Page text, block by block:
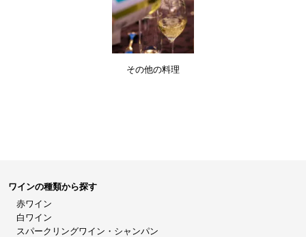
その他の料理
ワインの種類から探す
赤ワイン
白ワイン
スパークリングワイン・シャンパン